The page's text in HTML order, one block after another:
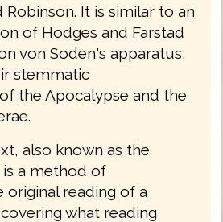
Robinson. It is similar to an
of Hodges and Farstad
von Soden's apparatus,
stemmatic
the Apocalypse and the
also known as the
is a method of
reading of a
what reading